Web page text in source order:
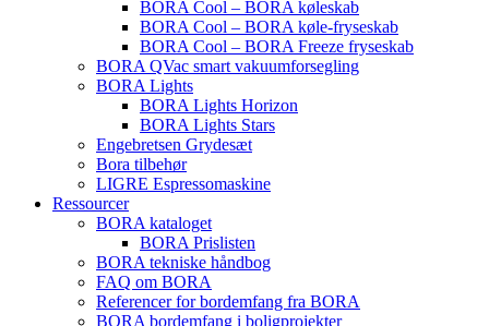
BORA Cool – BORA køleskab
BORA Cool – BORA køle-fryseskab
BORA Cool – BORA Freeze fryseskab
BORA QVac smart vakuumforsegling
BORA Lights
BORA Lights Horizon
BORA Lights Stars
Engebretsen Grydesæt
Bora tilbehør
LIGRE Espressomaskine
Ressourcer
BORA kataloget
BORA Prislisten
BORA tekniske håndbog
FAQ om BORA
Referencer for bordemfang fra BORA
BORA bordemfang i boligprojekter